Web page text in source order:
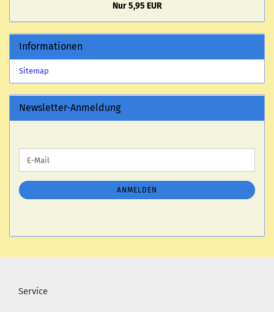
Nur 5,95 EUR
Informationen
Sitemap
Newsletter-Anmeldung
ZUR
ANMELDUNG
E-
Mail
ANMELDEN
Service